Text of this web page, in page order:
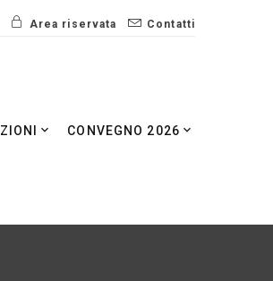
Area riservata Contatti
CONVEGNO 2026